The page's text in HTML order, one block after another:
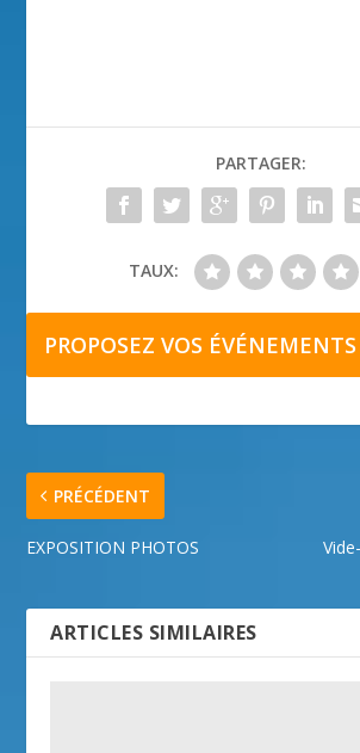
PARTAGER:
TAUX:
PROPOSEZ VOS ÉVÉNEMENTS
PRÉCÉDENT
EXPOSITION PHOTOS
ARTICLES SIMILAIRES